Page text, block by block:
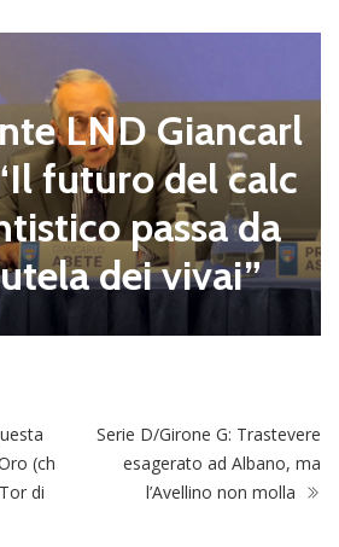
LND Giancarl
futuro del calc
passa da
dei vivai”
(ch
di
Serie D/Girone G: Trastevere
esagerato ad Albano, ma
l’Avellino non molla